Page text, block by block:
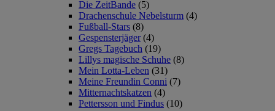
Die ZeitBande (5)
Drachenschule Nebelsturm (4)
Fußball-Stars (8)
Gespensterjäger (4)
Gregs Tagebuch (19)
Lillys magische Schuhe (8)
Mein Lotta-Leben (31)
Meine Freundin Conni (7)
Mitternachtskatzen (4)
Pettersson und Findus (10)